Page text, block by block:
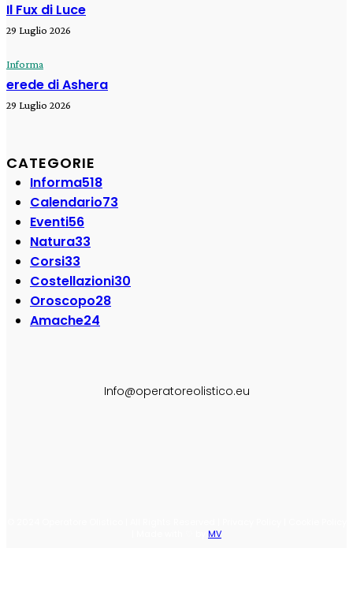
Il Fux di Luce
29 Luglio 2026
Informa
erede di Ashera
29 Luglio 2026
CATEGORIE
Informa518
Calendario73
Eventi56
Natura33
Corsi33
Costellazioni30
Oroscopo28
Amache24
Info@operatoreolistico.eu
MV